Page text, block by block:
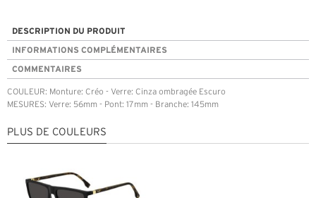
DESCRIPTION DU PRODUIT
INFORMATIONS COMPLÉMENTAIRES
COMMENTAIRES
COULEUR: Monture: Créo - Verre: Cinza ombragée Escuro
MESURES: Verre: 56mm - Pont: 17mm - Branche: 145mm
PLUS DE COULEURS